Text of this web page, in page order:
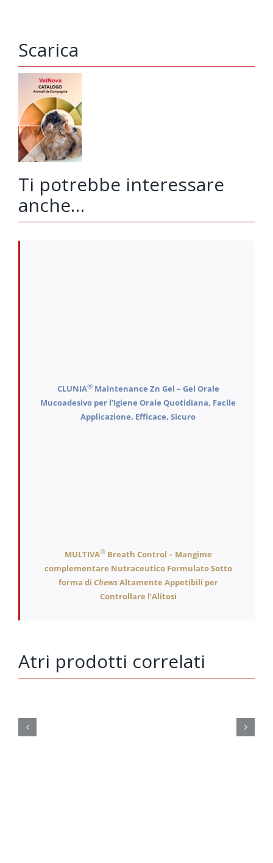
Scarica
Ti potrebbe interessare
anche…
CLUNIA®Maintenance Zn Gel – Gel Orale
Mucoadesivo per l’Igiene Orale Quotidiana, Facile
Applicazione, Efficace, Sicuro
MULTIVA®Breath Control – Mangime
complementare Nutraceutico Formulato Sotto
forma di ChewsAltamente Appetibili per
Controllare l’Alitosi
Atri prodotti correlati